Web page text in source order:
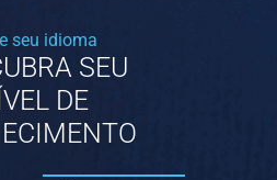
seu idioma
SEU
DE